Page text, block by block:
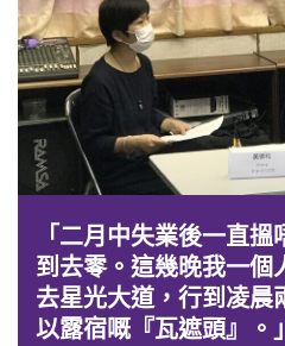
「二月中失業後一直
到去零。這幾晚我一個
去星光大道，行到凌晨
以露宿嘅『瓦遮頭』。」